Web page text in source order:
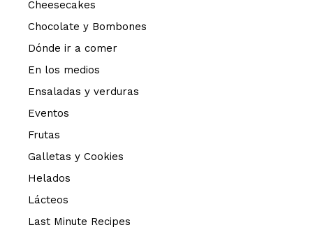
Cheesecakes
Chocolate y Bombones
Dónde ir a comer
En los medios
Ensaladas y verduras
Eventos
Frutas
Galletas y Cookies
Helados
Lácteos
Last Minute Recipes